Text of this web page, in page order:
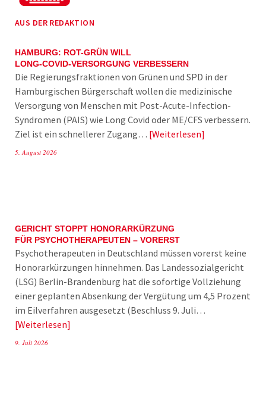
AUS DER REDAKTION
HAMBURG: ROT-GRÜN WILL
LONG-COVID-VERSORGUNG VERBESSERN
Die Regierungsfraktionen von Grünen und SPD in der
Hamburgischen Bürgerschaft wollen die medizinische
Versorgung von Menschen mit Post-Acute-Infection-
Syndromen (PAIS) wie Long Covid oder ME/CFS verbessern.
Ziel ist ein schnellerer Zugang… Weiterlesen
5. August 2026
GERICHT STOPPT HONORARKÜRZUNG
FÜR PSYCHOTHERAPEUTEN – VORERST
Psychotherapeuten in Deutschland müssen vorerst keine
Honorarkürzungen hinnehmen. Das Landessozialgericht
(LSG) Berlin-Brandenburg hat die sofortige Vollziehung
einer geplanten Absenkung der Vergütung um 4,5 Prozent
im Eilverfahren ausgesetzt (Beschluss 9. Juli…
Weiterlesen
9. Juli 2026